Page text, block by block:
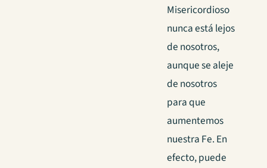
Misericordioso
nunca está lejos
de nosotros,
aunque se aleje
de nosotros
para que
aumentemos
nuestra Fe. En
efecto, puede